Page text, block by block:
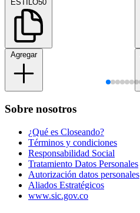
ESTILO50
Agregar
Sobre nosotros
¿Qué es Closeando?
Términos y condiciones
Responsabilidad Social
Tratamiento Datos Personales
Autorización datos personales
Aliados Estratégicos
www.sic.gov.co